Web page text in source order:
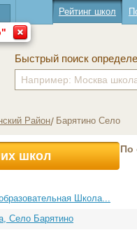
Рейтинг школ
Быстрый поиск
Район Барятино Село
школ По
Школа...
Село Барятино